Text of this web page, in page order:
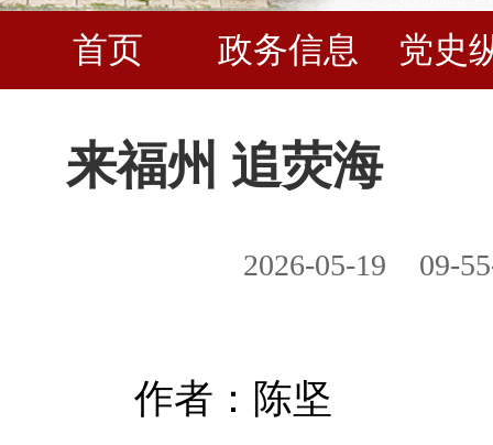
首页 政务信息 党史
来福州 追荧海
2026-05-19 09-
作者：陈坚